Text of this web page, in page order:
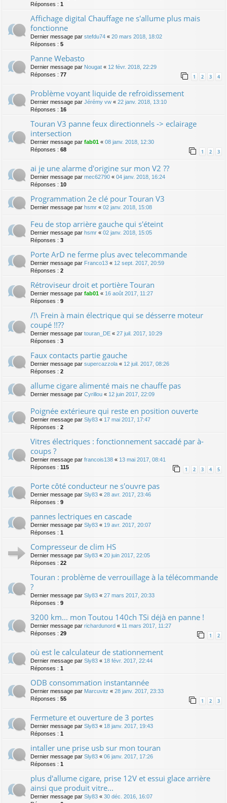
Réponses : 1
Affichage digital Chauffage ne s'allume plus mais
fonctionne
Dernier message par stefdu74 « 20 mars 2018, 18:02
Réponses : 5
Panne Webasto
Dernier message par Nougat « 12 févr. 2018, 22:29
Réponses : 77 1 2 3 4
Problème voyant liquide de refroidissement
Dernier message par Jérémy vw « 22 janv. 2018, 13:10
Réponses : 16
Touran V3 panne feux directionnels -> eclairage
intersection
Dernier message par fab01 « 08 janv. 2018, 12:30
Réponses : 68 1 2 3
ai je une alarme d'origine sur mon V2 ??
Dernier message par mec62790 « 04 janv. 2018, 16:24
Réponses : 10
Programmation 2e clé pour Touran V3
Dernier message par hsmr « 02 janv. 2018, 15:08
Feu de stop arrière gauche qui s'éteint
Dernier message par hsmr « 02 janv. 2018, 15:05
Réponses : 3
Porte ArD ne ferme plus avec telecommande
Dernier message par Franco13 « 12 sept. 2017, 20:59
Réponses : 2
Rétroviseur droit et portière Touran
Dernier message par fab01 « 16 août 2017, 11:27
Réponses : 9
/!\ Frein à main électrique qui se désserre moteur
coupé !!??
Dernier message par touran_DE « 27 juil. 2017, 10:29
Réponses : 3
Faux contacts partie gauche
Dernier message par supercazzola « 12 juil. 2017, 08:26
Réponses : 2
allume cigare alimenté mais ne chauffe pas
Dernier message par Cyrillou « 12 juin 2017, 22:09
Poignée extérieure qui reste en position ouverte
Dernier message par Sly83 « 17 mai 2017, 17:47
Réponses : 2
Vitres électriques : fonctionnement saccadé par à-
coups ?
Dernier message par francois138 « 13 mai 2017, 08:41
Réponses : 115 1 2 3 4 5
Porte côté conducteur ne s'ouvre pas
Dernier message par Sly83 « 28 avr. 2017, 23:46
Réponses : 9
pannes lectriques en cascade
Dernier message par Sly83 « 19 avr. 2017, 20:07
Réponses : 1
Compresseur de clim HS
Dernier message par Sly83 « 20 juin 2017, 22:05
Réponses : 22
Touran : problème de verrouillage à la télécommande
?
Dernier message par Sly83 « 27 mars 2017, 20:33
Réponses : 9
3200 km... mon Toutou 140ch TSi déjà en panne !
Dernier message par richardunord « 11 mars 2017, 11:27
Réponses : 29 1 2
où est le calculateur de stationnement
Dernier message par Sly83 « 18 févr. 2017, 22:44
Réponses : 1
ODB consommation instantannée
Dernier message par Marcuvitz « 28 janv. 2017, 23:33
Réponses : 55 1 2 3
Fermeture et ouverture de 3 portes
Dernier message par Sly83 « 18 janv. 2017, 19:43
Réponses : 1
intaller une prise usb sur mon touran
Dernier message par Sly83 « 06 janv. 2017, 17:26
Réponses : 1
plus d'allume cigare, prise 12V et essui glace arrière
ainsi que produit vitre...
Dernier message par Sly83 « 30 déc. 2016, 16:07